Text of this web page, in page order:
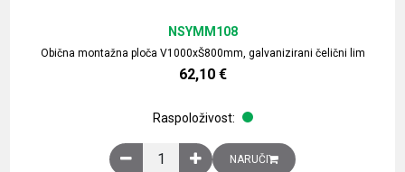
Obična montažna ploča V1000xŠ800mm, galvanizirani čelični lim
NSYMM108
62,10 €
Raspoloživost:
Obična montažna ploča V1000xŠ800mm,
NARUČI